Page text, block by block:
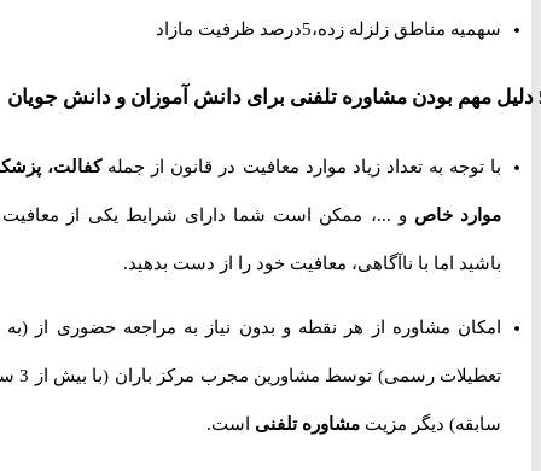
سهمیه مناطق زلزله زده،5درصد ظرفیت مازاد
با توجه به تعداد زیاد موارد معافیت در قانون از جملهکفالت، پزشکی،
موارد خاصو ...، ممکن است شما دارای شرایط یکی از معافیت ها
باشید اما با ناآگاهی، معافیت خود را از دست بدهید.
امکان مشاوره از هر نقطه و بدون نیاز به مراجعه حضوری از (به جز
تعطیلات رسمی) توسط مشاورین مجرب مرکز باران (با بیش از 3 سال
سابقه) دیگر مزیت مشاوره تلفنیاست.